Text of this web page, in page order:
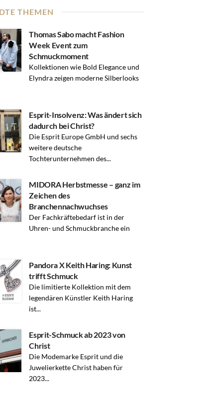
THEMEN
Thomas Sabo macht Fashion
Week Event zum
Schmuckmoment
Kollektionen wie Bold Elegance und
Elyndra zeigen moderne Silberlooks
Esprit-Insolvenz: Was ändert sich
dadurch bei Christ?
Die Esprit Europe GmbH und sechs
weitere deutsche
Tochterunternehmen des...
MIDORA Herbstmesse – ganz im
Zeichen des
Branchennachwuchses
Der Fachkräftebedarf ist in der
Uhren- und Schmuckbranche ein
Pandora X Keith Haring: Kunst
trifft Schmuck
Die limitierte Kollektion mit dem
legendären Künstler Keith Haring
ist...
Esprit-Schmuck ab 2023 von
Christ
Die Modemarke Esprit und die
Juwelierkette Christ haben für
2023...